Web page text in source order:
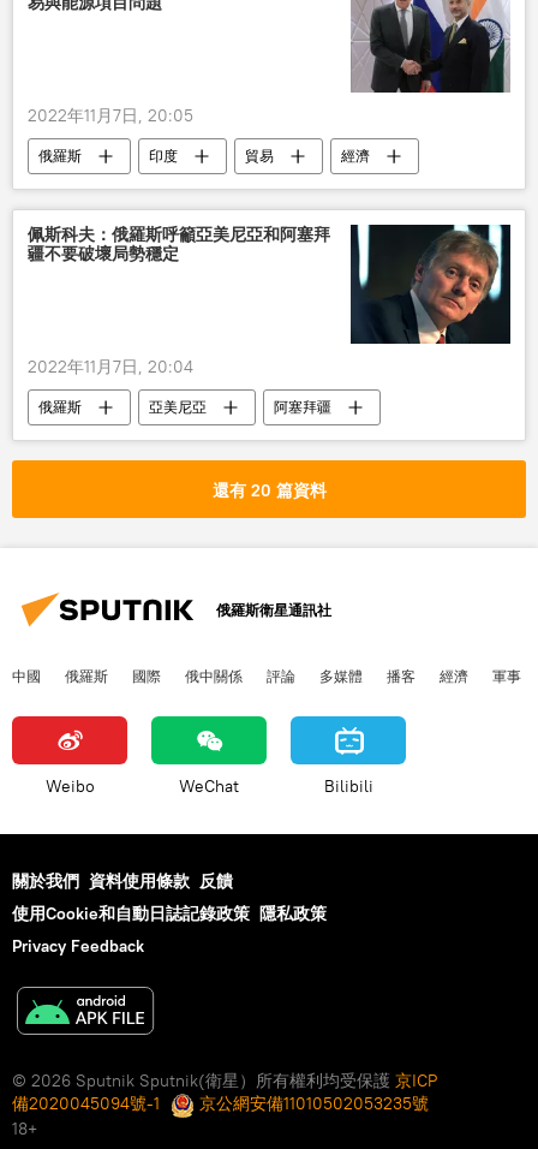
2022年11月7日, 20:05
俄羅斯 印度 貿易 經濟
佩斯科夫：俄羅斯呼籲亞美尼亞和阿塞拜
疆不要破壞局勢穩定
2022年11月7日, 20:04
俄羅斯 亞美尼亞
阿塞拜疆
軍事
還有 20 篇資料
俄羅斯衛星通訊社
中國 俄羅斯 國際 俄中關係 評論 多媒體 播客 經濟 軍事
Weibo WeChat Bilibili
關於我們 資料使用條款 反饋
使用Cookie和自動日誌記錄政策 隱私政策
Privacy Feedback
© 2026 Sputnik Sputnik(衛星）所有權利均受保護 京ICP
備2020045094號-1
京公網安備11010502053235號
18+